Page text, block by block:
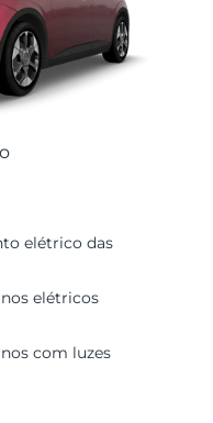
elétrico das
elétricos
com luzes